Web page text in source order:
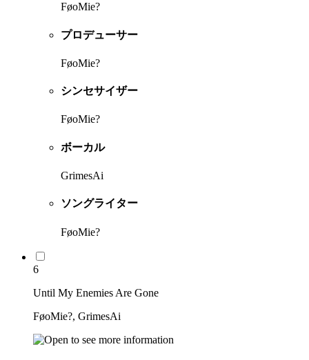
FøoMie?
プロデューサー
FøoMie?
シンセサイザー
FøoMie?
ボーカル
GrimesAi
ソングライター
FøoMie?
6
Until My Enemies Are Gone
FøoMie?, GrimesAi